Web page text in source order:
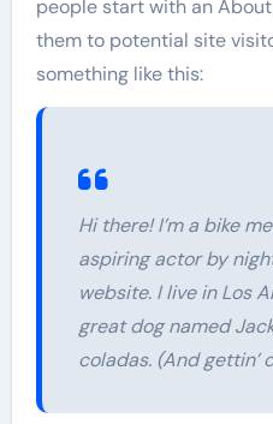
people start with an
them to potential site
something like this:
Hi there! I’m a bike
aspiring actor by
website. I live in Los
great dog named
coladas. (And gettin’